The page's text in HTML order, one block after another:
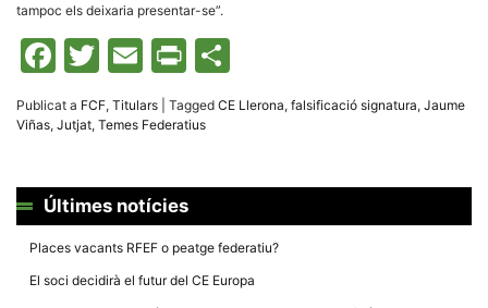
tampoc els deixaria presentar-se”.
Facebook
Twitter
Email
Print
Publicat a FCF, Titulars Tagged CE Llerona, falsificació signatura, Jaume
Viñas, Jutjat, Temes Federatius
Últimes notícies
Places vacants RFEF o peatge federatiu?
El soci decidirà el futur del CE Europa